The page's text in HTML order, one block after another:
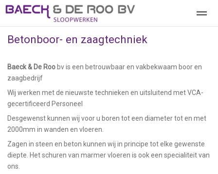
Welkom Diensten - Asbestsanering Diensten - sloop en
Home
Betonboor- en zaagtechniek
Baeck & De Roo bv is een betrouwbaar en vakbekwaam boor en
zaagbedrijf
Wij werken met de nieuwste technieken en uitsluitend met VCA-
gecertificeerd Personeel
Desgewenst kunnen wij voor u boren tot een diameter tot en met
2000mm in wanden en vloeren.
Zagen in steen en beton kunnen wij in principe tot elke gewenste
diepte. Het schuren van marmer vloeren is ook een specialiteit van
ons.